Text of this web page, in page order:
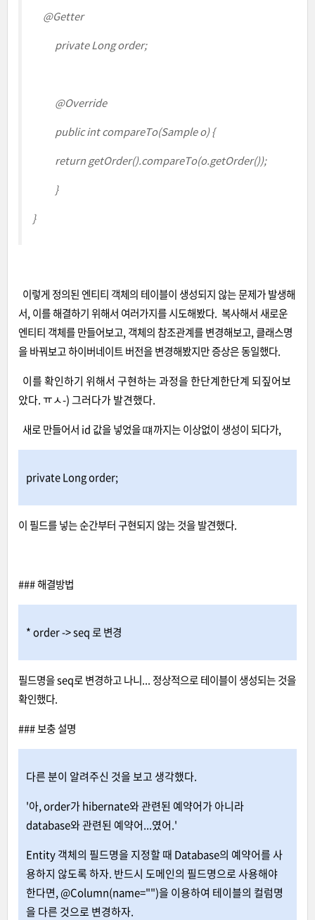
@Getter
privateLong order;
@Override
publicintcompareTo(Sampleo) {
returngetOrder().compareTo(o.getOrder());
}
}
이렇게 정의된 엔티티 객체의 테이블이 생성되지 않는 문제가 발생해
서, 이를 해결하기 위해서 여러가지를 시도해봤다. 복사해서 새로운
엔티티 객체를 만들어보고, 객체의 참조관계를 변경해보고, 클래스명
을 바꿔보고 하이버네이트 버전을 변경해봤지만 증상은 동일했다.
이를 확인하기 위해서 구현하는 과정을 한단계한단계 되짚어보
았다. ㅠㅅ-) 그러다가 발견했다.
새로 만들어서 id 값을 넣었을 떄까지는 이상없이 생성이 되다가,
private Long order;
이 필드를 넣는 순간부터 구현되지 않는 것을 발견했다.
### 해결방법
* order -> seq 로 변경
필드명을 seq로 변경하고 나니... 정상적으로 테이블이 생성되는 것을
확인했다.
### 보충 설명
다른 분이 알려주신 것을 보고 생각했다.
'아, order가 hibernate와 관련된 예약어가 아니라
database와 관련된 예약어...였어.'
Entity 객체의 필드명을 지정할 때 Database의 예약어를 사
용하지 않도록 하자. 반드시 도메인의 필드명으로 사용해야
한다면, @Column(name="")을 이용하여 테이블의 컬럼명
을 다른 것으로 변경하자.